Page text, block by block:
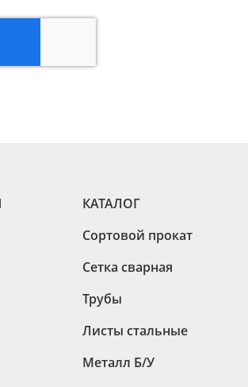
КАТАЛОГ
Сортовой прокат
Сетка сварная
Трубы
Листы стальные
Металл Б/У